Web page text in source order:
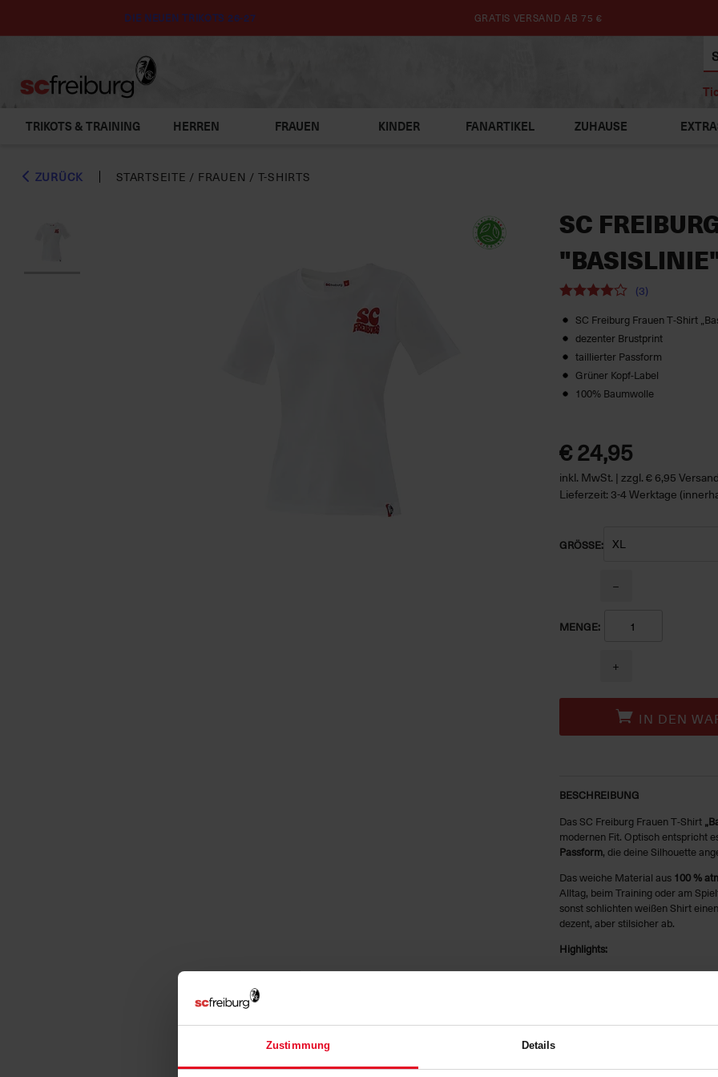
Zustimmung Details
DIE NEUEN TRIKOTS 26-27 GRATIS VERSAND AB 75 €
TRIKOTS & TRAINING HERREN FRAUEN KINDER FANARTIKEL ZUHAUSE
ZURÜCK STARTSEITE / FRAUEN / T-SHIRTS
SC
(3)
SC Freiburg Frauen T‑Shirt
dezenter Brustprint
taillierter Passform
Grüner Kopf-Label
100% Baumwolle
€ 24,95
inkl. MwSt. | zzgl. € 6,95
Lieferzeit: 3-4 Werktage
GRÖSSE:
MENGE:
−
+
IN DEN
BESCHREIBUNG
Das SC Freiburg Frauen T‑Shirt
modernen Fit. Optisch entspricht
Passform, die deine Silhouette
Das weiche Material aus 100 %
Alltag, beim Training oder am
sonst schlichten weißen Shirt
dezent, aber stilsicher ab.
Highlights:
Dieses T‑Shirt ist die ideale Wahl